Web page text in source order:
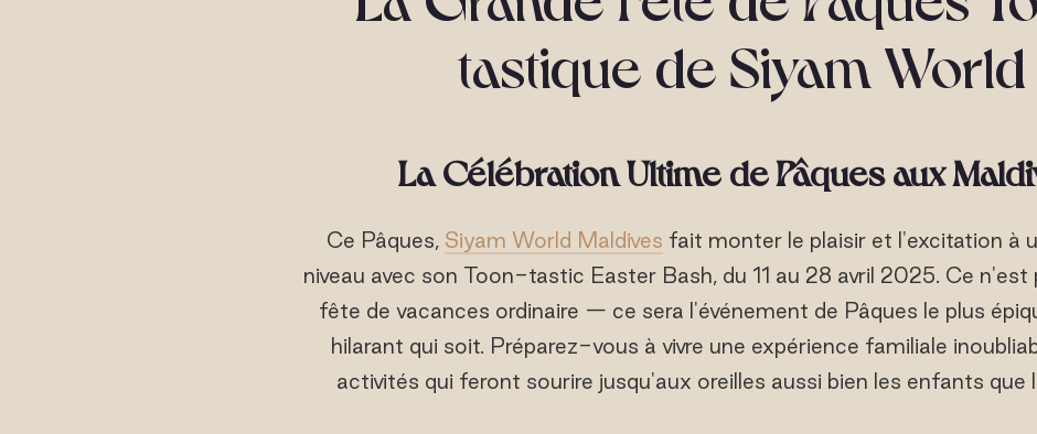
tastique de Siyam World
La Célébration Ultime de Pâques aux
Ce Pâques, Siyam World Maldives fait monter le plaisir et l'excitation à
niveau avec son Toon-tastic Easter Bash, du 11 au 28 avril 2025. Ce n'est
fête de vacances ordinaire — ce sera l'événement de Pâques le plus
hilarant qui soit. Préparez-vous à vivre une expérience familiale
activités qui feront sourire jusqu'aux oreilles aussi bien les enfants que